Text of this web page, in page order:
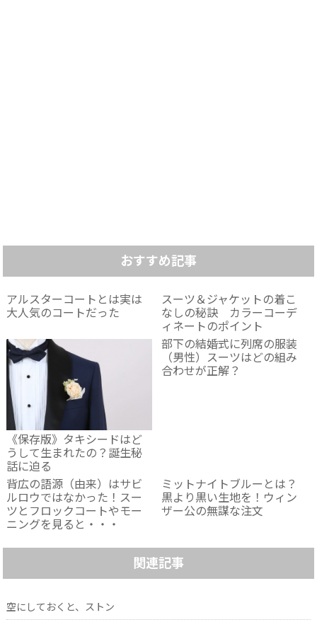
おすすめ記事
アルスターコートとは実は
大人気のコートだった
スーツ＆ジャケットの着こ
なしの秘訣 カラーコーデ
ィネートのポイント
《保存版》タキシードはど
うして生まれたの？誕生秘
話に迫る
部下の結婚式に列席の服装
（男性）スーツはどの組み
合わせが正解？
背広の語源（由来）はサビ
ルロウではなかった！スー
ツとフロックコートやモー
ニングを見ると・・・
ミットナイトブルーとは？
黒より黒い生地を！ウィン
ザー公の無謀な注文
関連記事
空にしておくと、ストン